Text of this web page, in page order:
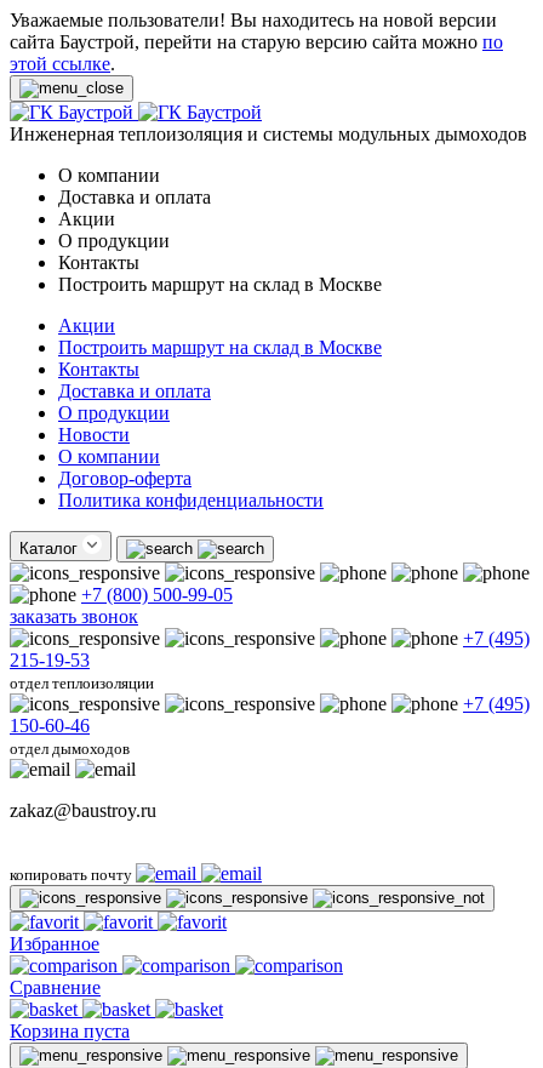
Уважаемые пользователи! Вы находитесь на новой версии
сайта Баустрой, перейти на старую версию сайта можно по
этой ссылке.
Инженерная теплоизоляция и системы модульных дымоходов
О компании
Доставка и оплата
Акции
О продукции
Контакты
Построить маршрут на склад в Москве
Акции
Построить маршрут на склад в Москве
Контакты
Доставка и оплата
О продукции
Новости
О компании
Договор-оферта
Политика конфиденциальности
Каталог
+7 (800) 500-99-05
заказать звонок
+7 (495)
215-19-53
отдел теплоизоляции
+7 (495)
150-60-46
отдел дымоходов
zakaz@baustroy.ru
копировать почту
Избранное
Сравнение
Корзина пуста